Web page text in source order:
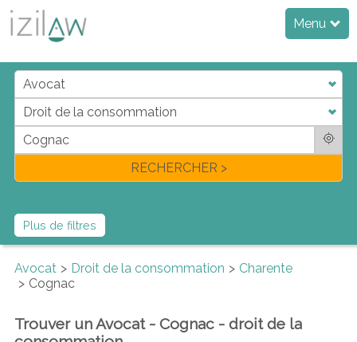
Menu
jdadi
fl
RECHERCHER >
Plus de filtres
Avocat Droit de la consommation
Charente
Cognac
Trouver un Avocat - Cognac - droit de la